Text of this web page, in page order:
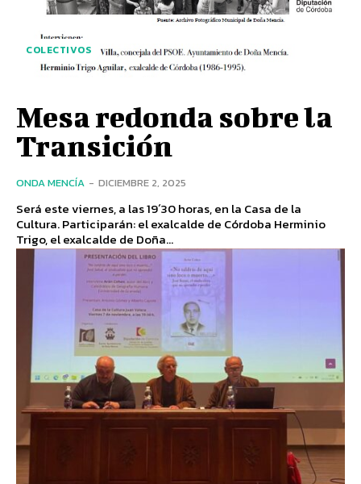
COLECTIVOS
Mesa redonda sobre la
Transición
ONDA MENCÍA - DICIEMBRE 2, 2025
Será este viernes, a las 19´30 horas, en la Casa de la
Cultura. Participarán: el exalcalde de Córdoba Herminio
Trigo, el exalcalde de Doña...